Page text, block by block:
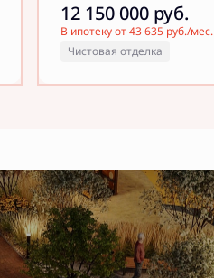
12 150 000 руб.
В ипотеку от 43 635 руб./мес.
Чистовая отделка